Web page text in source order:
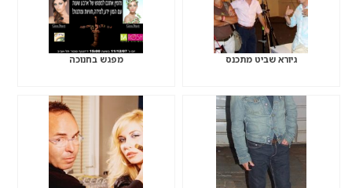
גיורא שביט מתכנס מפגש בחנוכה